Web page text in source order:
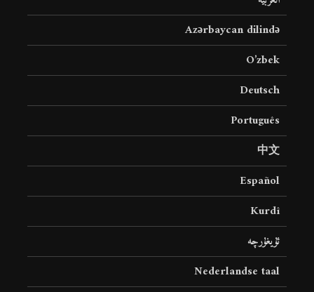
Azərbaycan dilində
O’zbek
Deutsch
Português
中文
Español
Kurdî
ئۇيغۇرچە
Nederlandse taal